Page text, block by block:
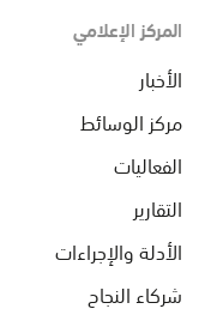
المركز الإعلامي
الأخبار
مركز الوسائط
الفعاليات
التقارير
الأدلة والإجراءات
شركاء النجاح